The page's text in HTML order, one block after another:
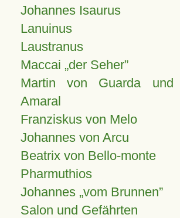
Johannes Isaurus
Lanuinus
Laustranus
Maccai „der Seher”
Martin von Guarda und
Amaral
Franziskus von Melo
Johannes von Arcu
Beatrix von Bello-monte
Pharmuthios
Johannes vom Brunnen
Salon und Gefährten